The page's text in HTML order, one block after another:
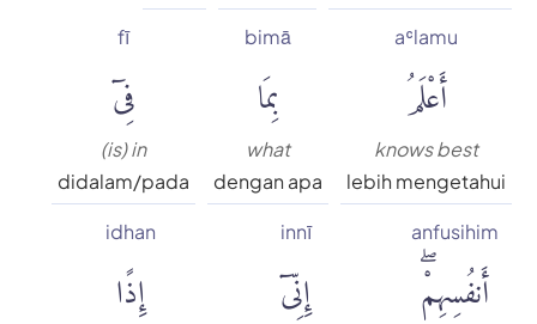
aʿlamu
أَعْلَمُ
knows best
lebih mengetahui
bimā
بِمَا
what
dengan apa
fī
فِىٓ
(is) in
didalam/pada
anfusihim
أَنفُسِهِمْۖ
innī
إِنِّىٓ
idhan
إِذًا